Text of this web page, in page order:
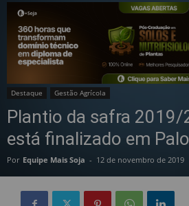
Destaque Gestão Agrícola
Plantio da safra 2019/
está finalizado em
Por Equipe Mais Soja - 12 de novembro de 2019